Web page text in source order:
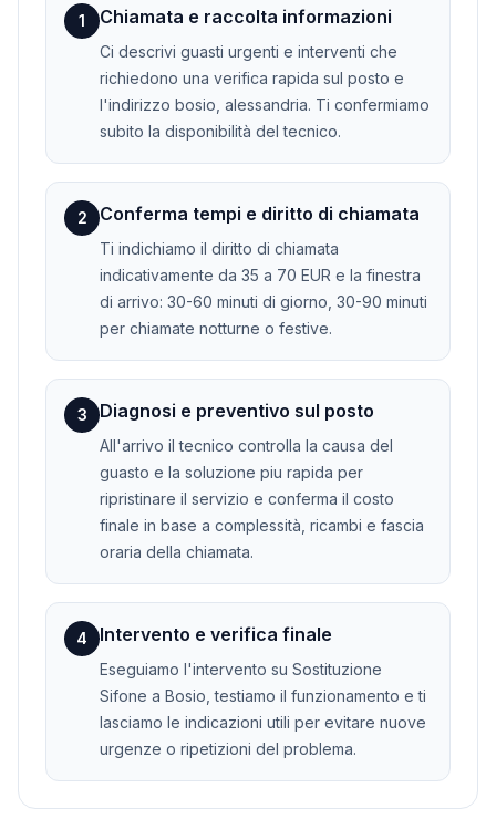
1 Chiamata e raccolta informazioni
Ci descrivi guasti urgenti e interventi che
richiedono una verifica rapida sul posto e
l'indirizzo bosio, alessandria. Ti confermiamo
subito la disponibilità del tecnico.
2 Conferma tempi e diritto di chiamata
Ti indichiamo il diritto di chiamata
indicativamente da 35 a 70 EUR e la finestra
di arrivo: 30-60 minuti di giorno, 30-90 minuti
per chiamate notturne o festive.
3 Diagnosi e preventivo sul posto
All'arrivo il tecnico controlla la causa del
guasto e la soluzione piu rapida per
ripristinare il servizio e conferma il costo
finale in base a complessità, ricambi e fascia
oraria della chiamata.
4 Intervento e verifica finale
Eseguiamo l'intervento su Sostituzione
Sifone a Bosio, testiamo il funzionamento e ti
lasciamo le indicazioni utili per evitare nuove
urgenze o ripetizioni del problema.